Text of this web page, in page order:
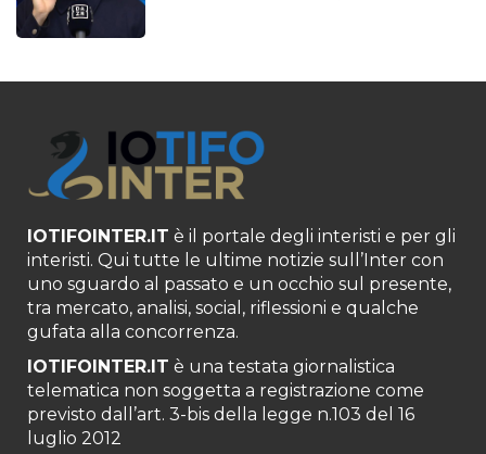
IOTIFOINTER.IT è il portale degli interisti e per gli
interisti. Qui tutte le ultime notizie sull’Inter con
uno sguardo al passato e un occhio sul presente,
tra mercato, analisi, social, riflessioni e qualche
gufata alla concorrenza.
IOTIFOINTER.IT è una testata giornalistica
telematica non soggetta a registrazione come
previsto dall’art. 3-bis della legge n.103 del 16
luglio 2012